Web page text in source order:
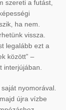
szereti a futást,
ha nem.
vissza.
legalább ezt a
között” –
interjújában.
nyomorával.
újra vízbe